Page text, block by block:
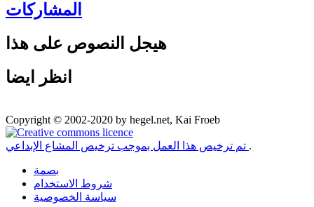
المشاركات
هيجل النصوص على هذا
انظر ايضا
Copyright © 2002-2020 by hegel.net, Kai Froeb
.
بصمة
شروط الاستخدام
سياسة الخصوصية